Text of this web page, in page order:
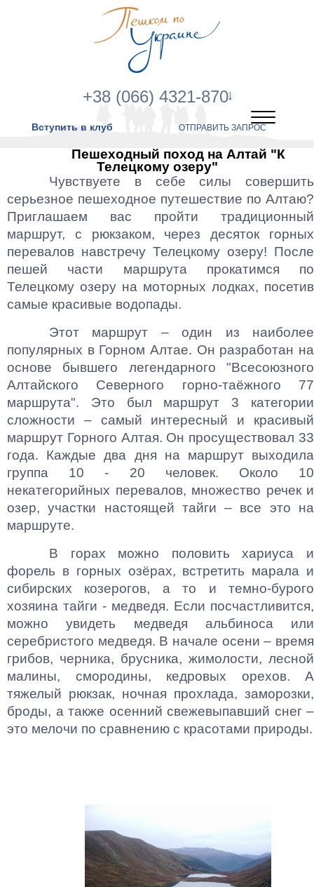
+38 (066) 4321-870
Вступить в клуб ОТПРАВИТЬ ЗАПРОС
Пешеходный поход на Алтай "К
Телецкому озеру"
Чувствуете в себе силы совершить
серьезное пешеходное путешествие по Алтаю?
Приглашаем вас пройти традиционный
маршрут, с рюкзаком, через десяток горных
перевалов навстречу Телецкому озеру! После
пешей части маршрута прокатимся по
Телецкому озеру на моторных лодках, посетив
самые красивые водопады.
Этот маршрут – один из наиболее
популярных в Горном Алтае. Он разработан на
основе бывшего легендарного "Всесоюзного
Алтайского Северного горно-таёжного 77
маршрута". Это был маршрут 3 категории
сложности – самый интересный и красивый
маршрут Горного Алтая. Он просуществовал 33
года. Каждые два дня на маршрут выходила
группа 10 - 20 человек. Около 10
некатегорийных перевалов, множество речек и
озер, участки настоящей тайги – все это на
маршруте.
В горах можно половить хариуса и
форель в горных озёрах, встретить марала и
сибирских козерогов, а то и темно-бурого
хозяина тайги - медведя. Если посчастливится,
можно увидеть медведя альбиноса или
серебристого медведя. В начале осени – время
грибов, черника, брусника, жимолости, лесной
малины, смородины, кедровых орехов. А
тяжелый рюкзак, ночная прохлада, заморозки,
броды, а также осенний свежевыпавший снег –
это мелочи по сравнению с красотами природы.